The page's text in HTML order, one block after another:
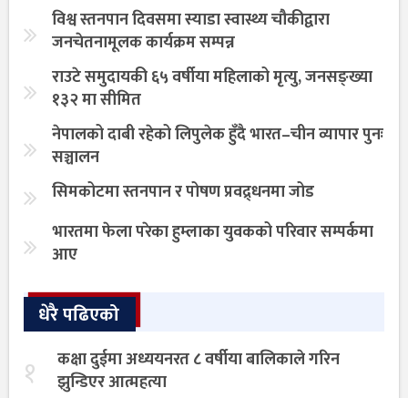
विश्व स्तनपान दिवसमा स्याडा स्वास्थ्य चौकीद्वारा
जनचेतनामूलक कार्यक्रम सम्पन्न
राउटे समुदायकी ६५ वर्षीया महिलाको मृत्यु, जनसङ्ख्या
१३२ मा सीमित
नेपालको दाबी रहेको लिपुलेक हुँदै भारत–चीन व्यापार पुनः
सञ्चालन
सिमकोटमा स्तनपान र पोषण प्रवद्र्धनमा जोड
भारतमा फेला परेका हुम्लाका युवकको परिवार सम्पर्कमा
आए
धेरै पढिएको
१
कक्षा दुईमा अध्ययनरत ८ वर्षीया बालिकाले गरिन
झुन्डिएर आत्महत्या